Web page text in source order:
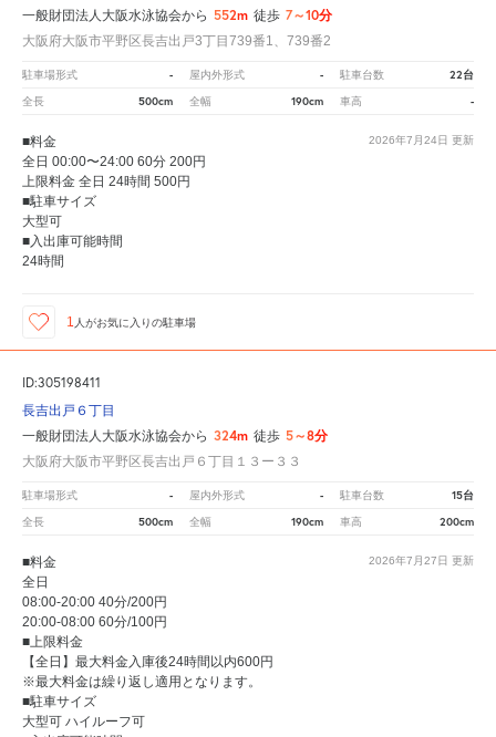
一般財団法人大阪水泳協会から 552m 徒歩 7～10分
大阪府大阪市平野区長吉出戸3丁目739番1、739番2
駐車場形式 - 屋内外形式 - 駐車台数 22台
全長 500cm 全幅 190cm 車高 -
2026年7月24日 更新
■料金
全日 00:00〜24:00 60分 200円
上限料金 全日 24時間 500円
■駐車サイズ
大型可
■入出庫可能時間
24時間
1 人がお気に入りの駐車場
ID:305198411
長吉出戸６丁目
一般財団法人大阪水泳協会から 324m 徒歩 5～8分
大阪府大阪市平野区長吉出戸６丁目１３ー３３
駐車場形式 - 屋内外形式 - 駐車台数 15台
全長 500cm 全幅 190cm 車高 200cm
2026年7月27日 更新
■料金
全日
08:00-20:00 40分/200円
20:00-08:00 60分/100円
■上限料金
【全日】最大料金入庫後24時間以内600円
※最大料金は繰り返し適用となります。
■駐車サイズ
大型可 ハイルーフ可